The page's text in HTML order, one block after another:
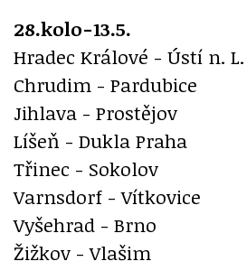
28.kolo-13.5.
Hradec Králové - Ústí n. L.
Chrudim - Pardubice
Jihlava - Prostějov
Líšeň - Dukla Praha
Třinec - Sokolov
Varnsdorf - Vítkovice
Vyšehrad - Brno
Žižkov - Vlašim